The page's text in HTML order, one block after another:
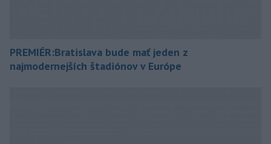
PREMIÉR:Bratislava bude mať jeden z
najmodernejších štadiónov v Európe